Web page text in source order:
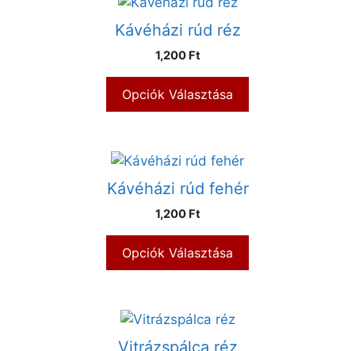
Kávéházi rúd réz
1,200 Ft
Opciók Választása
Kávéházi rúd fehér
1,200 Ft
Opciók Választása
Vitrázspálca réz